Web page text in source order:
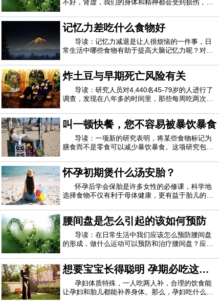
不好，肾虚，我们的身体和精神都会受到损伤，那
吧。强肾食物有哪些1、强肾食物有哪些之鹌鹑肉
鹌鹑肉不仅酥嫩美味，而且营养丰富。鹌鹑肉和鹌
鹑蛋含有多种人体必需氨基酸、无机盐等。具有
记忆力差吃什么食物好
导读：记忆力减退是让人很烦恼的一件事，日
常生活中哪些食物有助于提高大脑记忆力呢？对于
情，记忆力没有得到锻炼导致记忆力衰退，像上学
的时候由于需要背诵的课文比较多，记忆力经常得
到锻炼就没有什么感觉。记忆力不好会影响工
炸土豆与早期死亡风险有关
导读：研究人员对4,440名45-79岁的人进行了
调查，发现在八年多的时间里，那些每周吃两次或
片）的人，其早死的风险是不吃饭的人的两倍。
《美国临床营养学杂志》上的研究并未证明吃炸土
豆与早逝之间有直接联系，但“我们相信富含反式
叫一顿快餐，您不容易被暴饮暴食
导读：一项新的研究表明，将某些食物标记为
膳食而不是零食可以减少暴饮暴食。这项研究包括
（用塑料叉子从塑料锅里站起来吃），要么是一餐
（用金属叉子从陶瓷盘里坐在餐桌上就餐）。吃完
饭后，参与者被邀请对其他食物进行味觉测试，
怀孕初期煲什么汤安胎？
怀孕后学会保胎是许多女性的必修课，科学地
选择食物不仅有利于母体健康，更有益于胎儿的发
汤材料：鲈鱼1条，冬瓜200克，茯苓25克，红枣
(去核)10颗，枸杞15克，姜3片、盐适量。做法：
茯苓压碎用棉布袋包起，一起放入锅中备用；鲈鱼
腰间盘是怎么引起的该如何预防
导读：在日常生活中我们应该怎么预防腰间盘
的形成，做什么运动可以预防和治疗腰间盘？应该
为交通事故、工伤事故等使脊柱受到损伤。一般人
过了30岁以后，脊椎就开始退化，椎间盘通常不再
柔软，里面的胶状物质会变干，脊椎外围变得
想要宝宝长得聪明 孕期必吃这
些！孕妇体质特殊，一人吃两人补，合理的饮食能
让孕妇和胎儿都能补养身体。那么，孕妇吃什么能